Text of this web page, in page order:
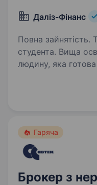
Даліз-Фінанс
Повна зайнятість.
студента. Вища освіта. Шукаємо
людину, яка
та клієнтськими…
Гаряча
Брокер з